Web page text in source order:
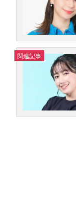
関連記事